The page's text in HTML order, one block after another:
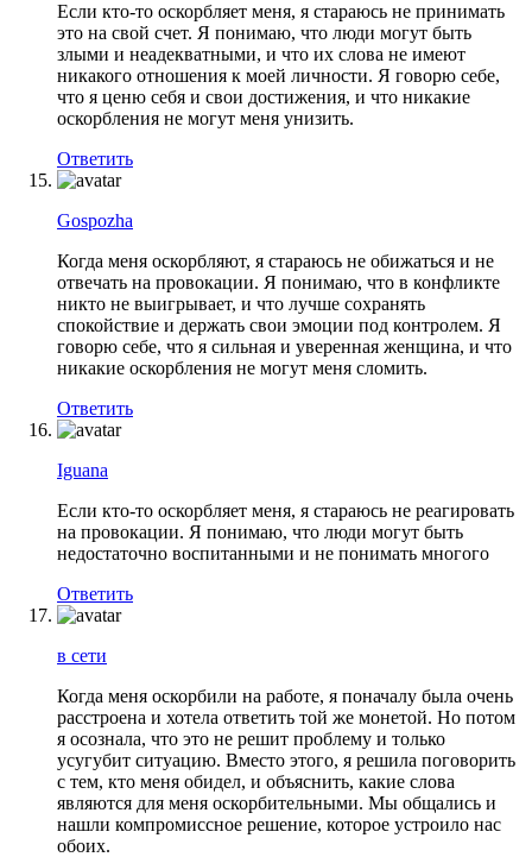
Если кто-то оскорбляет меня, я стараюсь не принимать
это на свой счет. Я понимаю, что люди могут быть
злыми и неадекватными, и что их слова не имеют
никакого отношения к моей личности. Я говорю себе,
что я ценю себя и свои достижения, и что никакие
оскорбления не могут меня унизить.
Ответить
Gospozha
Когда меня оскорбляют, я стараюсь не обижаться и не
отвечать на провокации. Я понимаю, что в конфликте
никто не выигрывает, и что лучше сохранять
спокойствие и держать свои эмоции под контролем. Я
говорю себе, что я сильная и уверенная женщина, и что
никакие оскорбления не могут меня сломить.
Ответить
Iguana
Если кто-то оскорбляет меня, я стараюсь не реагировать
на провокации. Я понимаю, что люди могут быть
недостаточно воспитанными и не понимать многого
Ответить
в сети
Когда меня оскорбили на работе, я поначалу была очень
расстроена и хотела ответить той же монетой. Но потом
я осознала, что это не решит проблему и только
усугубит ситуацию. Вместо этого, я решила поговорить
с тем, кто меня обидел, и объяснить, какие слова
являются для меня оскорбительными. Мы общались и
нашли компромиссное решение, которое устроило нас
обоих.